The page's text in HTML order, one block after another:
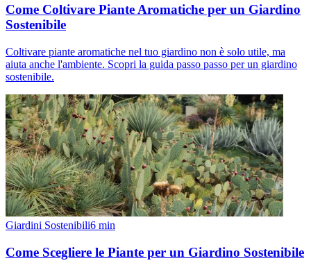
Come Coltivare Piante Aromatiche per un Giardino
Sostenibile
Coltivare piante aromatiche nel tuo giardino non è solo utile, ma
aiuta anche l'ambiente. Scopri la guida passo passo per un giardino
sostenibile.
Giardini Sostenibili6 min
Come Scegliere le Piante per un Giardino Sostenibile